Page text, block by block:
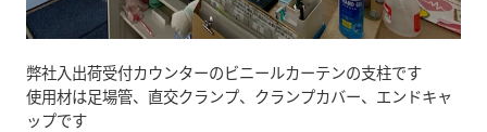
弊社入出荷受付カウンターのビニールカーテンの支柱です
使用材は足場管、直交クランプ、クランプカバー、エンドキャ
ップです